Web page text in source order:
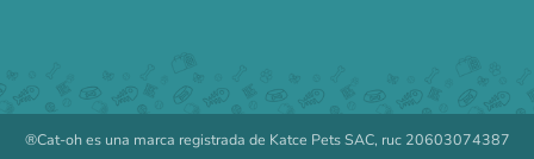
®Cat-oh es una marca registrada de Katce Pets SAC, ruc 20603074387